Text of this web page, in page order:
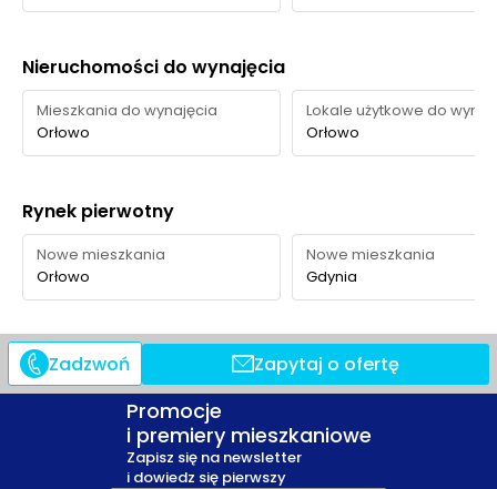
Nieruchomości do wynajęcia
Mieszkania do wynajęcia
Orłowo
Lokale użytkowe do
Orłowo
Rynek pierwotny
Nowe mieszkania
Orłowo
Nowe mieszkania
Gdynia
Zadzwoń Zapytaj o ofertę
Promocje
i premiery mieszkaniowe
Zapisz się na newsletter
i dowiedz się pierwszy